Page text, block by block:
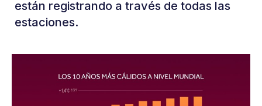
están registrando a través de todas las
estaciones.